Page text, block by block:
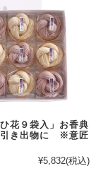
花９袋入」お香典
引き出物に ※意匠
¥5,832(税込)